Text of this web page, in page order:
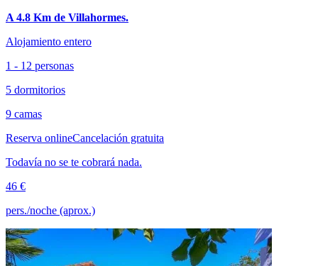
A 4.8 Km de Villahormes.
Alojamiento entero
1 - 12 personas
5 dormitorios
9 camas
Reserva onlineCancelación gratuita
Todavía no se te cobrará nada.
46 €
pers./noche (aprox.)